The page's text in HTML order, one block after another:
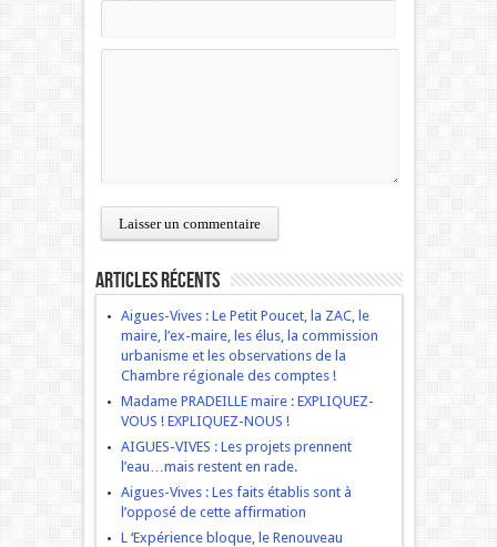
Articles récents
Aigues-Vives : Le Petit Poucet, la ZAC, le
maire, l’ex-maire, les élus, la commission
urbanisme et les observations de la
Chambre régionale des comptes !
Madame PRADEILLE maire : EXPLIQUEZ-
VOUS ! EXPLIQUEZ-NOUS !
AIGUES-VIVES : Les projets prennent
l’eau…mais restent en rade.
Aigues-Vives : Les faits établis sont à
l’opposé de cette affirmation
L ‘Expérience bloque, le Renouveau